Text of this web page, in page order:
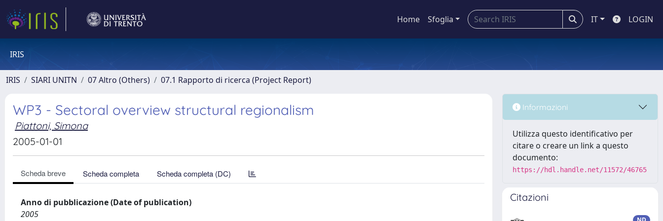
Home Sfoglia IT LOGIN
IRIS
IRIS SIARI UNITN 07 Altro (Others) 07.1 Rapporto di ricerca (Project Report)
WP3 - Sectoral overview structural regionalism
Piattoni, Simona
2005-01-01
Scheda breve Scheda completa Scheda completa (DC)
Anno di pubblicazione (Date of publication)
2005
Informazioni
Utilizza questo identificativo per
citare o creare un link a questo
documento:
https://hdl.handle.net/11572/46765
Citazioni